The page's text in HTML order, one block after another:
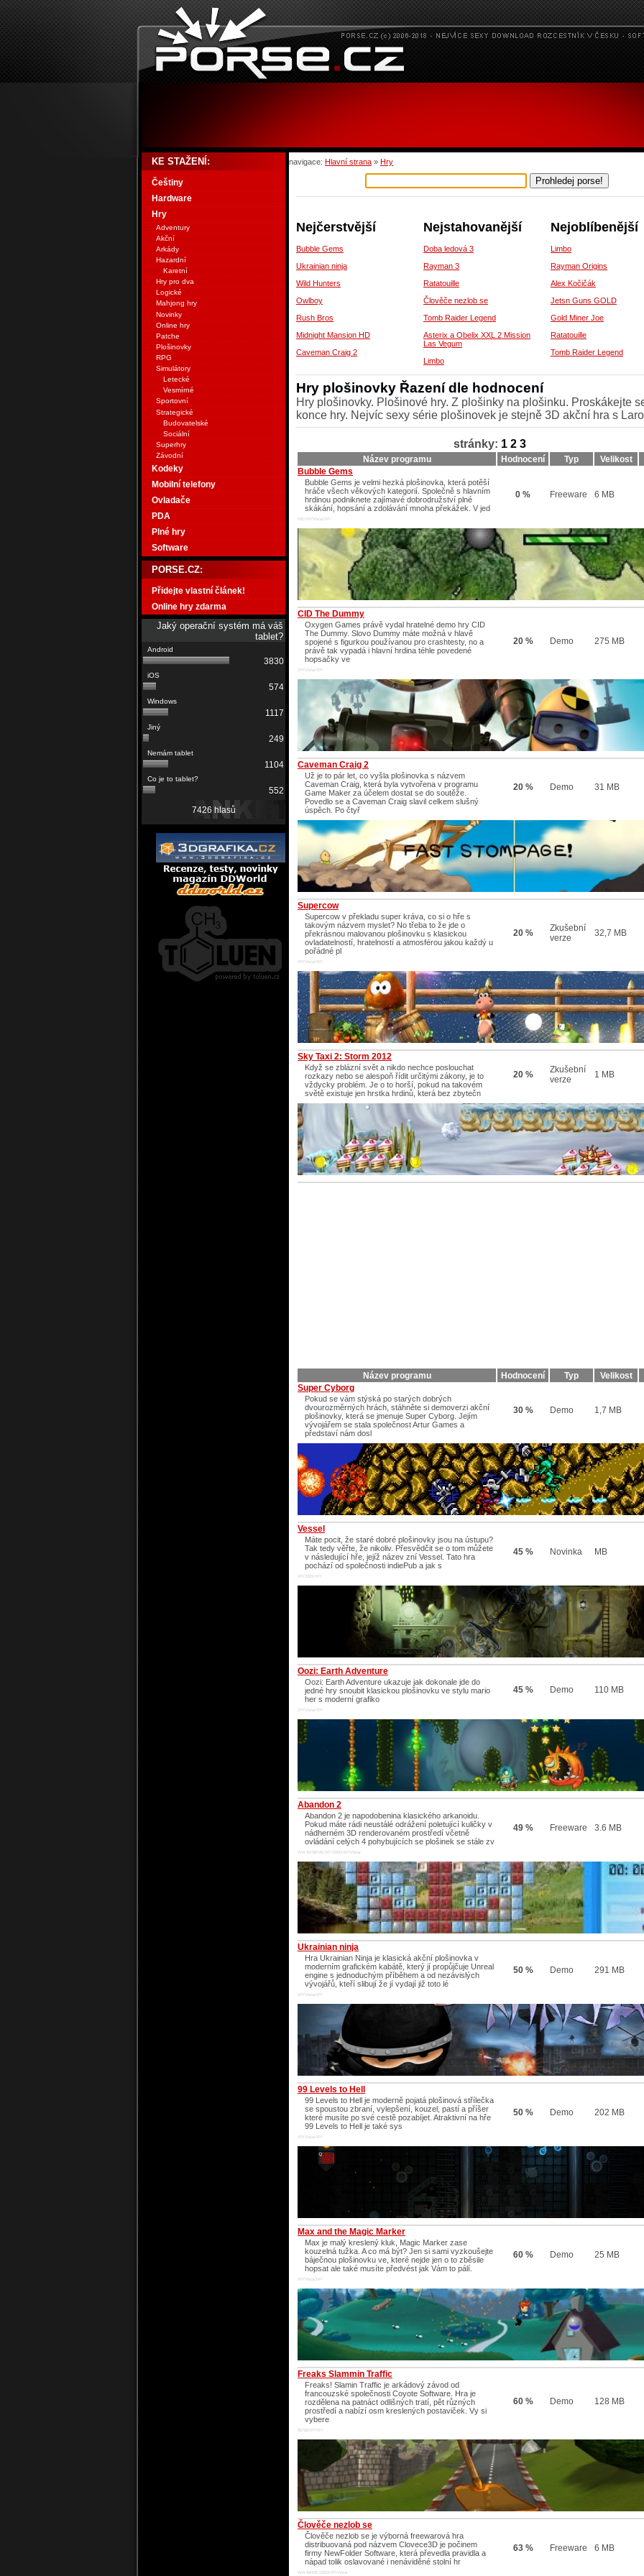
navigace: Hlavní strana » Hry
Nejčerstvější
Bubble Gems
Ukrainian ninja
Wild Hunters
Owlboy
Rush Bros
Midnight Mansion HD
Caveman Craig 2
Nejstahovanější
Doba ledová 3
Rayman 3
Ratatouille
Člověče nezlob se
Tomb Raider Legend
Asterix a Obelix XXL 2 Mission
Las Vegum
Limbo
Nejoblíbenější
Limbo
Rayman Origins
Alex Kočičák
Jetsn Guns GOLD
Gold Miner Joe
Ratatouille
Tomb Raider Legend
Hry plošinovky Řazení dle hodnocení
Hry plošinovky. Plošinové hry. Z plošinky na plošinku. Proskákejte
konce hry. Nejvíc sexy série plošinovek je stejně 3D akční hra s
stránky: 1 2 3
Název programu Hodnocení Typ
Velikost
Bubble Gems
Bubble Gems je velmi hezká plošinovka, která potěší
hráče všech věkových kategorií. Společně s hlavním
hrdinou podniknete zajímavé dobrodružství plné
skákání, hopsání a zdolávání mnoha překážek. V jed
ME/XP/Vista/XP/
0 % Freeware 6 MB
CID The Dummy
Oxygen Games právě vydal hratelné demo hry CID
The Dummy. Slovo Dummy máte možná v hlavě
spojené s figurkou používanou pro crashtesty, no a
právě tak vypadá i hlavní hrdina téhle povedené
hopsačky ve
XP/Vista/XP/
20 % Demo 275 MB
Caveman Craig 2
Už je to pár let, co vyšla plošinovka s názvem
Caveman Craig, která byla vytvořena v programu
Game Maker za účelem dostat se do soutěže.
Povedlo se a Caveman Craig slavil celkem slušný
úspěch. Po čtyř
20 % Demo 31 MB
Supercow
Supercow v překladu super kráva, co si o hře s
takovým názvem myslet? No třeba to že jde o
překrásnou malovanou plošinovku s klasickou
ovladatelností, hratelností a atmosférou jakou každý u
pořádné pl
XP/Vista/XP/
20 %
Zkušební
verze
32,7 MB
Sky Taxi 2: Storm 2012
Když se zblázní svět a nikdo nechce poslouchat
rozkazy nebo se alespoň řídit určitými zákony, je to
vždycky problém. Je o to horší, pokud na takovém
světě existuje jen hrstka hrdinů, která bez zbytečn
20 %
Zkušební
verze
1 MB
Název programu Hodnocení Typ
Velikost
Super Cyborg
Pokud se vám stýská po starých dobrých
dvourozměrných hrách, stáhněte si demoverzi akční
plošinovky, která se jmenuje Super Cyborg. Jejím
vývojářem se stala společnost Artur Games a
představí nám dosl
30 % Demo 1,7 MB
Vessel
Máte pocit, že staré dobré plošinovky jsou na ústupu?
Tak tedy věřte, že nikoliv. Přesvědčit se o tom můžete
v následující hře, jejíž název zní Vessel. Tato hra
pochází od společnosti indiePub a jak s
XP/2003/XP/
45 % Novinka MB
Oozi: Earth Adventure
Oozi: Earth Adventure ukazuje jak dokonale jde do
jedné hry snoubit klasickou plošinovku ve stylu mario
her s moderní grafiko
XP/Vista/XP/
45 % Demo 110 MB
Abandon 2
Abandon 2 je napodobenina klasického arkanoidu.
Pokud máte rádi neustálé odrážení poletující kuličky v
nádherném 3D renderovaném prostředí včetně
ovládání celých 4 pohybujících se plošinek se stále zv
Win 95/98/ME/NT/2000/XP/Vista/
49 % Freeware 3.6 MB
Ukrainian ninja
Hra Ukrainian Ninja je klasická akční plošinovka v
moderním grafickém kabátě, který jí propůjčuje Unreal
engine s jednoduchým příběhem a od nezávislých
vývojářů, kteří slibují že jí vydají již toto lé
XP/Vista/XP/
50 % Demo 291 MB
99 Levels to Hell
99 Levels to Hell je moderně pojatá plošinová střílečka
se spoustou zbraní, vylepšení, kouzel, pastí a příšer
které musíte po své cestě pozabíjet. Atraktivní na hře
99 Levels to Hell je také sys
XP/Vista/XP/
50 % Demo 202 MB
Max and the Magic Marker
Max je malý kreslený kluk, Magic Marker zase
kouzelná tužka. A co má být? Jen si sami vyzkoušejte
báječnou plošinovku ve, které nejde jen o to zběsile
hopsat ale také musíte předvést jak Vám to pálí.
XP/Vista/XP/
60 % Demo 25 MB
Freaks Slammin Traffic
Freaks! Slamin Traffic je arkádový závod od
francouzské společnosti Coyote Software. Hra je
rozdělena na patnáct odlišných tratí, pět různých
prostředí a nabízí osm kreslených postaviček. Vy si
vybere
95/98/XP/XP/
60 % Demo 128 MB
Člověče nezlob se
Člověče nezlob se je výborná freewarová hra
distribuovaná pod názvem Clovece3D je počinem
firmy NewFolder Software, která převedla pravidla a
nápad tolik oslavované i nenáviděné stolní hr
Win 98/ME/2000/XP/Vista/
63 % Freeware 6 MB
KE STAŽENÍ:
Češtiny
Hardware
Hry
Adventury
Akční
Arkády
Hazardní
Karetní
Hry pro dva
Logické
Mahjong hry
Novinky
Online hry
Patche
Plošinovky
RPG
Simulátory
Letecké
Vesmírné
Sportovní
Strategické
Budovatelské
Sociální
Superhry
Závodní
Kodeky
Mobilní telefony
Ovladače
PDA
Plné hry
Software
PORSE.CZ:
Přidejte vlastní článek!
Online hry zdarma
Jaký operační systém má váš
tablet?
3830
574
1117
249
1104
552
7426 hlasů